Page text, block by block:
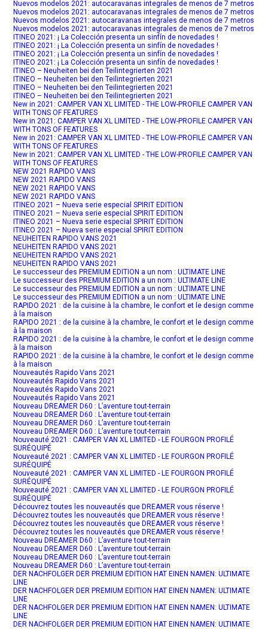
Nuevos modelos 2021: autocaravanas integrales de menos de 7 metros
Nuevos modelos 2021: autocaravanas integrales de menos de 7 metros
Nuevos modelos 2021: autocaravanas integrales de menos de 7 metros
Nuevos modelos 2021: autocaravanas integrales de menos de 7 metros
ITINEO 2021: ¡ La Colección presenta un sinfín de novedades !
ITINEO 2021: ¡ La Colección presenta un sinfín de novedades !
ITINEO 2021: ¡ La Colección presenta un sinfín de novedades !
ITINEO 2021: ¡ La Colección presenta un sinfín de novedades !
ITINEO – Neuheiten bei den Teilintegrierten 2021
ITINEO – Neuheiten bei den Teilintegrierten 2021
ITINEO – Neuheiten bei den Teilintegrierten 2021
ITINEO – Neuheiten bei den Teilintegrierten 2021
New in 2021: CAMPER VAN XL LIMITED - THE LOW-PROFILE CAMPER VAN
WITH TONS OF FEATURES
New in 2021: CAMPER VAN XL LIMITED - THE LOW-PROFILE CAMPER VAN
WITH TONS OF FEATURES
New in 2021: CAMPER VAN XL LIMITED - THE LOW-PROFILE CAMPER VAN
WITH TONS OF FEATURES
New in 2021: CAMPER VAN XL LIMITED - THE LOW-PROFILE CAMPER VAN
WITH TONS OF FEATURES
NEW 2021 RAPIDO VANS
NEW 2021 RAPIDO VANS
NEW 2021 RAPIDO VANS
NEW 2021 RAPIDO VANS
ITINEO 2021 – Nueva serie especial SPIRIT EDITION
ITINEO 2021 – Nueva serie especial SPIRIT EDITION
ITINEO 2021 – Nueva serie especial SPIRIT EDITION
ITINEO 2021 – Nueva serie especial SPIRIT EDITION
NEUHEITEN RAPIDO VANS 2021
NEUHEITEN RAPIDO VANS 2021
NEUHEITEN RAPIDO VANS 2021
NEUHEITEN RAPIDO VANS 2021
Le successeur des PREMIUM EDITION a un nom : ULTIMATE LINE
Le successeur des PREMIUM EDITION a un nom : ULTIMATE LINE
Le successeur des PREMIUM EDITION a un nom : ULTIMATE LINE
Le successeur des PREMIUM EDITION a un nom : ULTIMATE LINE
RAPIDO 2021 : de la cuisine à la chambre, le confort et le design comme
à la maison
RAPIDO 2021 : de la cuisine à la chambre, le confort et le design comme
à la maison
RAPIDO 2021 : de la cuisine à la chambre, le confort et le design comme
à la maison
RAPIDO 2021 : de la cuisine à la chambre, le confort et le design comme
à la maison
Nouveautés Rapido Vans 2021
Nouveautés Rapido Vans 2021
Nouveautés Rapido Vans 2021
Nouveautés Rapido Vans 2021
Nouveau DREAMER D60 : L’aventure tout-terrain
Nouveau DREAMER D60 : L’aventure tout-terrain
Nouveau DREAMER D60 : L’aventure tout-terrain
Nouveau DREAMER D60 : L’aventure tout-terrain
Nouveauté 2021 : CAMPER VAN XL LIMITED - LE FOURGON PROFILÉ
SURÉQUIPÉ
Nouveauté 2021 : CAMPER VAN XL LIMITED - LE FOURGON PROFILÉ
SURÉQUIPÉ
Nouveauté 2021 : CAMPER VAN XL LIMITED - LE FOURGON PROFILÉ
SURÉQUIPÉ
Nouveauté 2021 : CAMPER VAN XL LIMITED - LE FOURGON PROFILÉ
SURÉQUIPÉ
Découvrez toutes les nouveautés que DREAMER vous réserve !
Découvrez toutes les nouveautés que DREAMER vous réserve !
Découvrez toutes les nouveautés que DREAMER vous réserve !
Découvrez toutes les nouveautés que DREAMER vous réserve !
Nouveau DREAMER D60 : L’aventure tout-terrain
Nouveau DREAMER D60 : L’aventure tout-terrain
Nouveau DREAMER D60 : L’aventure tout-terrain
Nouveau DREAMER D60 : L’aventure tout-terrain
DER NACHFOLGER DER PREMIUM EDITION HAT EINEN NAMEN: ULTIMATE
LINE
DER NACHFOLGER DER PREMIUM EDITION HAT EINEN NAMEN: ULTIMATE
LINE
DER NACHFOLGER DER PREMIUM EDITION HAT EINEN NAMEN: ULTIMATE
LINE
DER NACHFOLGER DER PREMIUM EDITION HAT EINEN NAMEN: ULTIMATE